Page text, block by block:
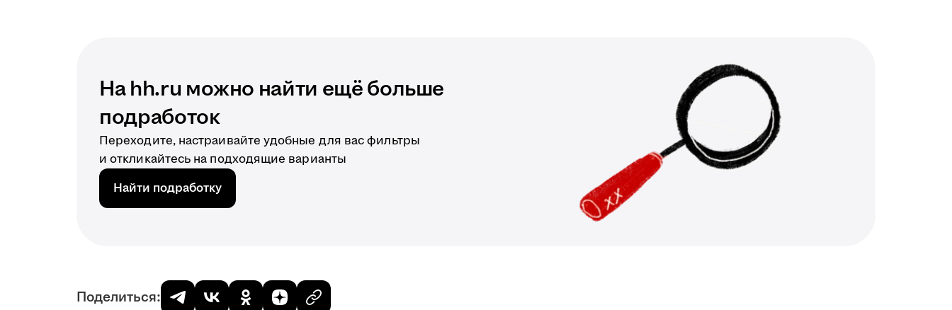
На hh.ru можно найти ещё больше
подработок
Переходите, настраивайте удобные для вас фильтры
и откликайтесь на подходящие варианты
Найти подработку
Поделиться: